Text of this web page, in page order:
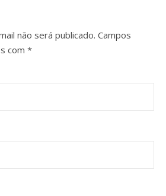
não será publicado. Campos
com *